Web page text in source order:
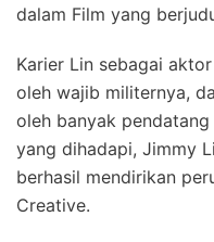
dalam Film yang
Karier Lin sebagai
oleh wajib militernya,
oleh banyak
yang dihadapi, Jimmy
berhasil mendirikan
Creative.